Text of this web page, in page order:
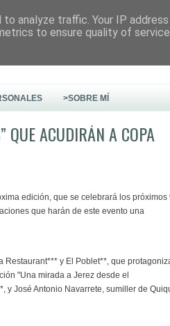
>SOBRE MÍ
QUE ACUDIRÁN A COPA
edición, que se celebrará los próximos
que harán de este evento una
Restaurant*** y El Poblet**, que
"Una mirada a Jerez desde el
y José Antonio Navarrete, sumiller de
analyze traffic. Your IP
to ensure quality of